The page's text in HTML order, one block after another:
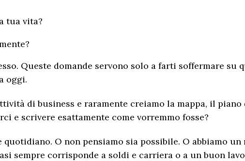
tua vita?
Queste domande servono solo a farti soffermare su
oggi.
di business e raramente creiamo la mappa, il piano
e scrivere esattamente come vorremmo fosse?
O non pensiamo sia possibile. O abbiamo
sempre corrisponde a soldi e carriera o a un buon